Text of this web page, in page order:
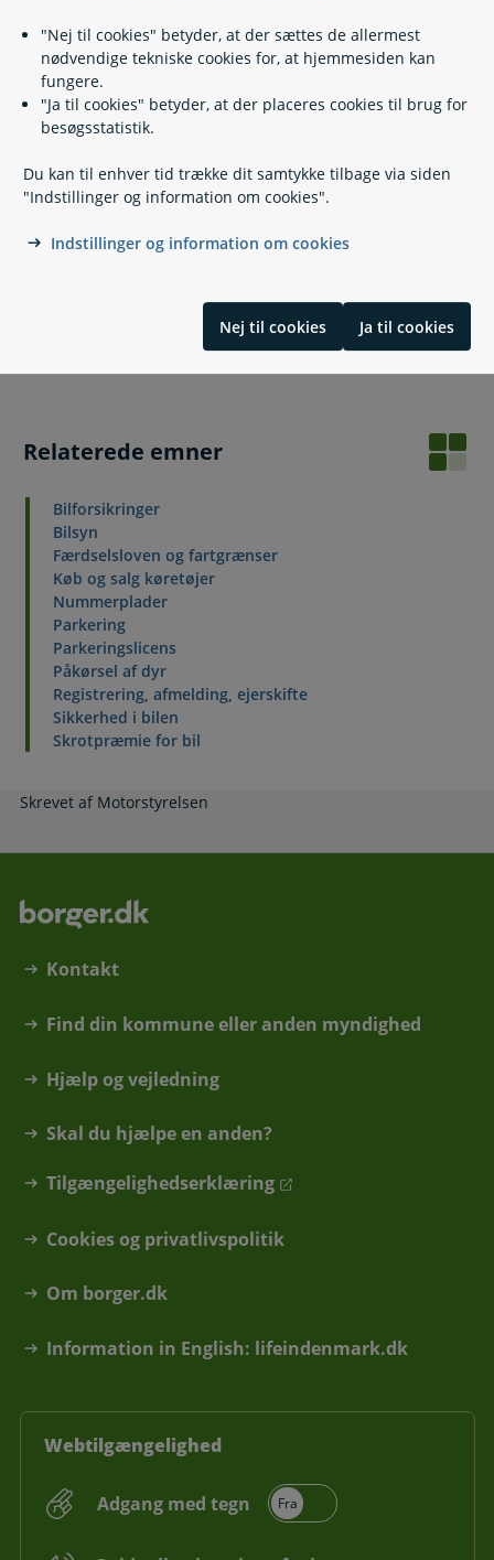
"Nej til cookies" betyder, at der sættes de allermest
nødvendige tekniske cookies for, at hjemmesiden kan
fungere.
"Ja til cookies" betyder, at der placeres cookies til brug for
besøgsstatistik.
Du kan til enhver tid trække dit samtykke tilbage via siden
"Indstillinger og information om cookies".
Indstillinger og information om cookies
Nej til cookies Ja til cookies
Afgiftssatserne
Brændstofforbrug
Huskeliste
Relaterede emner
Bilforsikringer
Bilsyn
Færdselsloven og fartgrænser
Køb og salg køretøjer
Nummerplader
Parkering
Parkeringslicens
Påkørsel af dyr
Registrering, afmelding, ejerskifte
Sikkerhed i bilen
Skrotpræmie for bil
Skrevet af Motorstyrelsen
Kontakt
Find din kommune eller anden myndighed
Hjælp og vejledning
Skal du hjælpe en anden?
Tilgængelighedserklæring
Cookies og privatlivspolitik
Om borger.dk
Information in English: lifeindenmark.dk
Webtilgængelighed
Adgang med tegn